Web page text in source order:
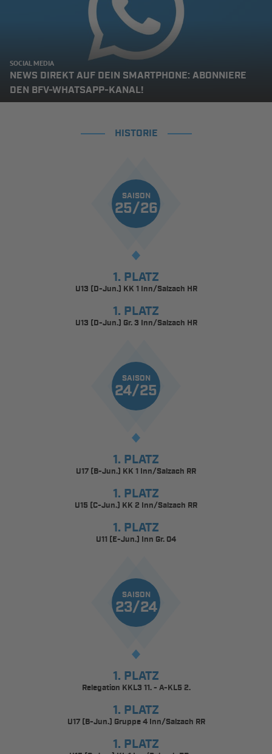
SOCIAL MEDIA
NEWS DIREKT AUF DEIN SMARTPHONE: ABONNIERE
DEN BFV-WHATSAPP-KANAL!
HISTORIE
SAISON
25/26
1. PLATZ
U13 (D-Jun.) KK 1 Inn/Salzach HR
1. PLATZ
U13 (D-Jun.) Gr. 3 Inn/Salzach HR
SAISON
24/25
1. PLATZ
U17 (B-Jun.) KK 1 Inn/Salzach RR
1. PLATZ
U15 (C-Jun.) KK 2 Inn/Salzach RR
1. PLATZ
U11 (E-Jun.) Inn Gr. 04
SAISON
23/24
1. PLATZ
Relegation KKL3 11. - A-KL5 2.
1. PLATZ
U17 (B-Jun.) Gruppe 4 Inn/Salzach RR
1. PLATZ